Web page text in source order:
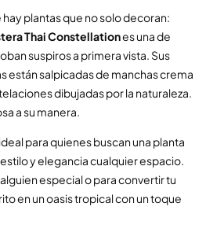
plantas que no solo decoran:
Thai Constellationes una de
suspiros a primera vista. Sus
están salpicadas de manchas crema
dibujadas por la naturaleza.
a su manera.
para quienes buscan una planta
y elegancia cualquier espacio.
especial o para convertir tu
en un oasis tropical con un toque